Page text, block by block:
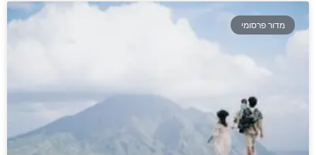
מדור פרסומי